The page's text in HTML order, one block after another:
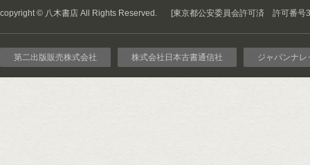
copyright © 八木書店 All Rights Reserved. [東京都公安委員会許可済 許可番号
第二出版販売株式会社 株式会社日本古書通信社 ジャパンナレ